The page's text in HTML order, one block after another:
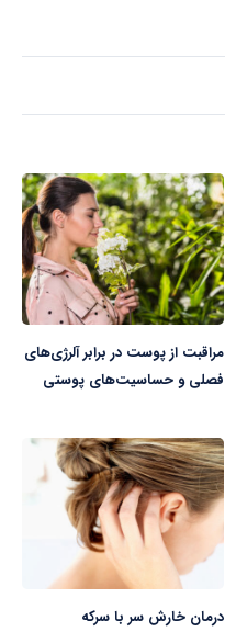
مراقبت از پوست در برابر آلرژی‌های
فصلی و حساسیت‌های پوستی
درمان خارش سر با سرکه